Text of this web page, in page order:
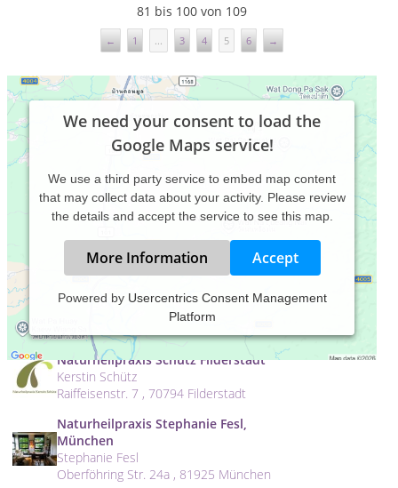
81 bis 100 von 109
← 1 ... 3 4 5 6 →
We need your consent to load the
Google Maps service!
We use a third party service to embed map content
that may collect data about your activity. Please review
the details and accept the service to see this map.
More Information Accept
Powered by Usercentrics Consent Management
Platform
Naturheilpraxis Sarah Rasch, Erbach
Naturheilpraxis Schütz Filderstadt
Kerstin Schütz
Raiffeisenstr. 7 , 70794 Filderstadt
Naturheilpraxis Stephanie Fesl,
München
Stephanie Fesl
Oberföhring Str. 24a , 81925 München